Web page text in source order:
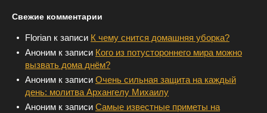
Свежие комментарии
Florian к записи К чему снится домашняя уборка?
Аноним к записи Кого из потустороннего мира можно
вызвать дома днём?
Аноним к записи Очень сильная защита на каждый
день: молитва Архангелу Михаилу
Аноним к записи Самые известные приметы на